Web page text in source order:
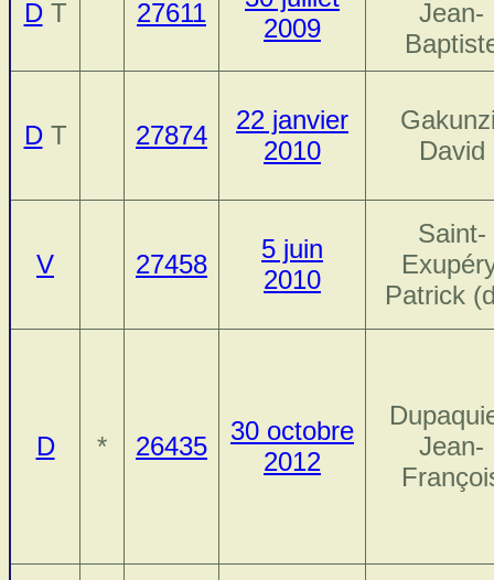
DT 27611
2009
Jean-
DT 27874
22 janvier
2010
David
V 27458
5 juin
2010
Saint-
Patrick
D * 26435
30 octobre
2012
Jean-